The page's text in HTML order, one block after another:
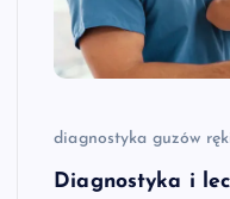
diagnostyka guzów
Diagnostyka i